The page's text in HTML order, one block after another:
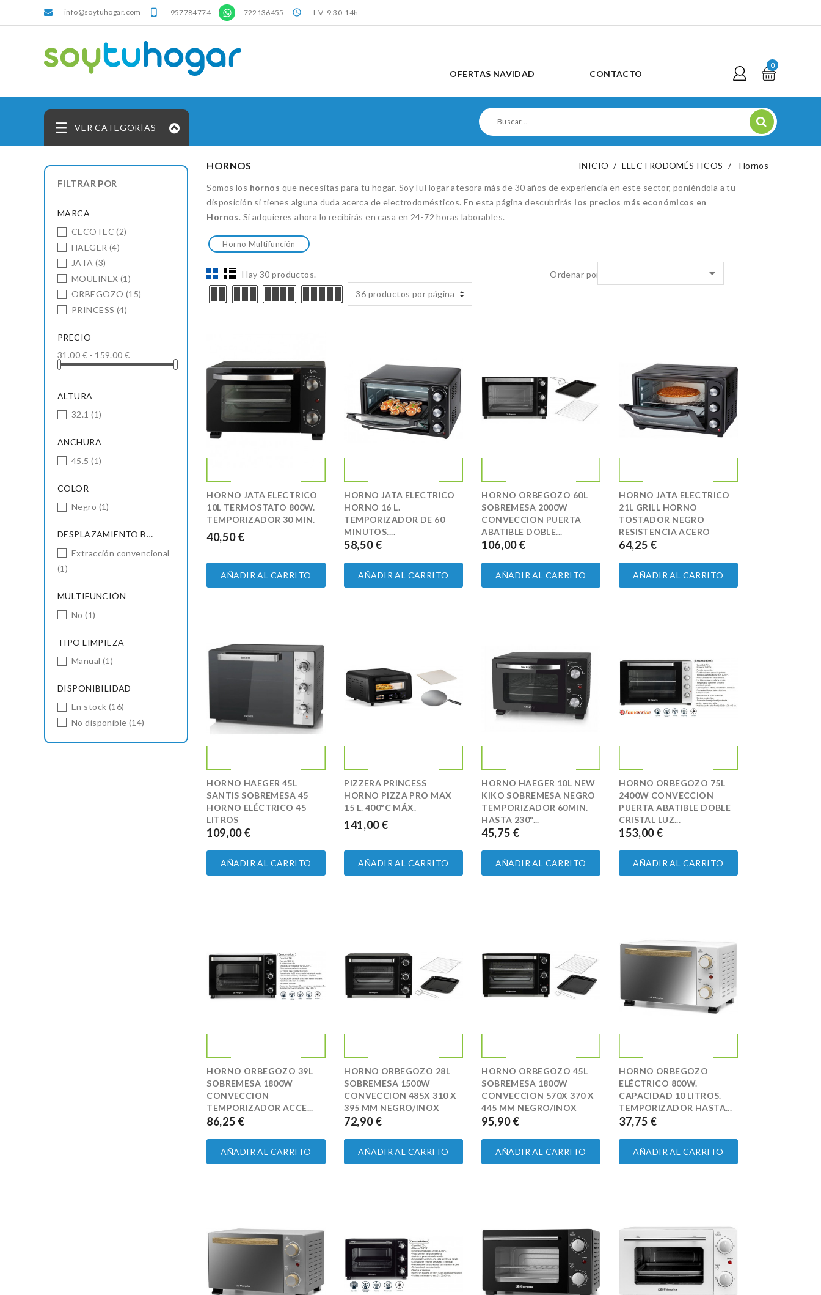
info@soytuhogar.com  957784774 ' 722136455 query_builder L-V: 9.30-14h
OFERTAS NAVIDAD CONTACTO
0
VER CATEGORÍAS
FILTRAR POR
MARCA
CECOTEC(2)
HAEGER (4)
JATA(3)
MOULINEX (1)
ORBEGOZO (15)
PRINCESS (4)
PRECIO
31.00 € - 159.00 €
ALTURA
32.1(1)
ANCHURA
45.5(1)
COLOR
Negro (1)
DESPLAZAMIENTO BANDEJAS
Extracción convencional
(1)
MULTIFUNCIÓN
No(1)
TIPO LIMPIEZA
Manual (1)
DISPONIBILIDAD
En stock (16)
No disponible (14)
INICIO ELECTRODOMÉSTICOS Hornos
HORNOS
Somos los hornos que necesitas para tu hogar. SoyTuHogar atesora más de 30 años de experiencia en este sector, poniéndola a tu
disposición si tienes alguna duda acerca de electrodomésticos. En esta página descubrirás los precios más económicos en
Hornos. Si adquieres ahora lo recibirás en casa en 24-72 horas laborables.
Horno Multifunción
Hay 30 productos.
36 productos por página
Ordenar por: 
HORNO JATA ELECTRICO
10L TERMOSTATO 800W.
TEMPORIZADOR 30 MIN.
PRECIO
40,50 €
AÑADIR AL CARRITO
HORNO JATA ELECTRICO
HORNO 16 L.
TEMPORIZADOR DE 60
MINUTOS....
PRECIO
58,50 €
AÑADIR AL CARRITO
HORNO ORBEGOZO 60L
SOBREMESA 2000W
CONVECCION PUERTA
ABATIBLE DOBLE...
PRECIO
106,00 €
AÑADIR AL CARRITO
HORNO JATA ELECTRICO
21L GRILL HORNO
TOSTADOR NEGRO
RESISTENCIA ACERO
PRECIO
64,25 €
AÑADIR AL CARRITO
HORNO HAEGER 45L
SANTIS SOBREMESA 45
HORNO ELÉCTRICO 45
LITROS
PRECIO
109,00 €
AÑADIR AL CARRITO
PIZZERA PRINCESS
HORNO PIZZA PRO MAX
15 L. 400ºC MÁX.
PRECIO
141,00 €
AÑADIR AL CARRITO
HORNO HAEGER 10L NEW
KIKO SOBREMESA NEGRO
TEMPORIZADOR 60MIN.
HASTA 230º...
PRECIO
45,75 €
AÑADIR AL CARRITO
HORNO ORBEGOZO 75L
2400W CONVECCION
PUERTA ABATIBLE DOBLE
CRISTAL LUZ...
PRECIO
153,00 €
AÑADIR AL CARRITO
HORNO ORBEGOZO 39L
SOBREMESA 1800W
CONVECCION
TEMPORIZADOR ACCE...
PRECIO
86,25 €
AÑADIR AL CARRITO
HORNO ORBEGOZO 28L
SOBREMESA 1500W
CONVECCION 485X 310 X
395 MM NEGRO/INOX
PRECIO
72,90 €
AÑADIR AL CARRITO
HORNO ORBEGOZO 45L
SOBREMESA 1800W
CONVECCION 570X 370 X
445 MM NEGRO/INOX
PRECIO
95,90 €
AÑADIR AL CARRITO
HORNO ORBEGOZO
ELÉCTRICO 800W.
CAPACIDAD 10 LITROS.
TEMPORIZADOR HASTA...
PRECIO
37,75 €
AÑADIR AL CARRITO